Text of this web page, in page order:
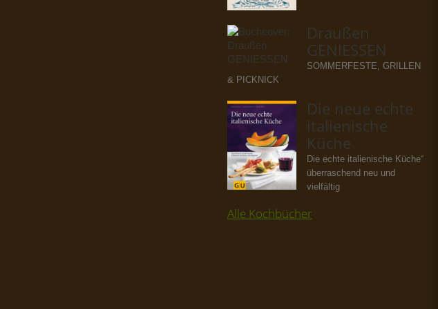
Draußen
GENIESSEN
SOMMERFESTE, GRILLEN
& PICKNICK
Die neue echte
italienische
Küche
Die echte italienische Küche“
überraschend neu und
vielfältig
Alle Kochbücher